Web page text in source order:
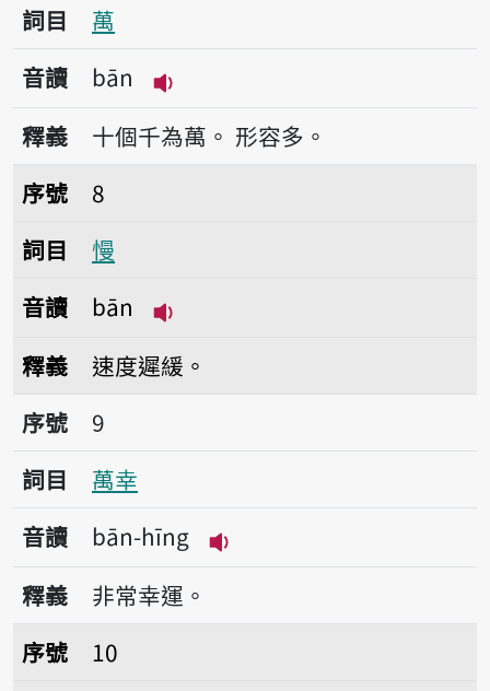
詞目
萬
音讀
bān
播放音讀bān
釋義 十個千為萬。 形容多。
序號8慢
序號
8
詞目
慢
音讀
bān
釋義
速度遲緩。
序號9萬幸
序號
9
詞目
萬幸
音讀
bān-hīng
播放音讀bān-hīng
釋義
非常幸運。
序號10萬能
序號
10